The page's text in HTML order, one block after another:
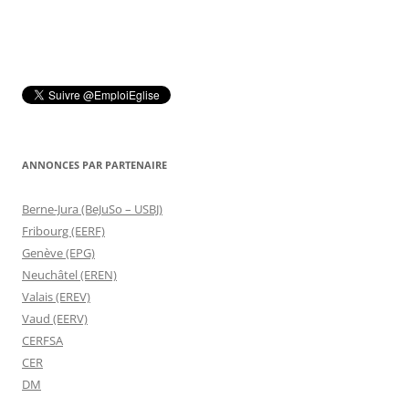
ANNONCES PAR PARTENAIRE
Berne-Jura (BeJuSo – USBJ)
Fribourg (EERF)
Genève (EPG)
Neuchâtel (EREN)
Valais (EREV)
Vaud (EERV)
CERFSA
CER
DM